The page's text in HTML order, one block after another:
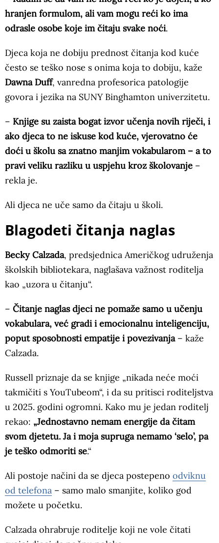
hranjen formulom, ali vam mogu reći ko ima
odrasle osobe koje im čitaju svake noći.
Djeca koja ne dobiju prednost čitanja kod kuće
često se teško nose s onima koja to dobiju, kaže
Dawna Duff, vanredna profesorica patologije
govora i jezika na SUNY Binghamton univerzitetu.
– Knjige su zaista bogat izvor učenja novih riječi, i
ako djeca to ne iskuse kod kuće, vjerovatno će
doći u školu sa znatno manjim vokabularom – a to
pravi veliku razliku u uspjehu kroz školovanje –
rekla je.
Ali djeca ne uče samo da čitaju u školi.
Blagodeti čitanja naglas
Becky Calzada, predsjednica Američkog udruženja
školskih bibliotekara, naglašava važnost roditelja
kao „uzora u čitanju“.
– Čitanje naglas djeci ne pomaže samo u učenju
vokabulara, već gradi i emocionalnu inteligenciju,
poput sposobnosti empatije i povezivanja– kaže
Calzada.
Russell priznaje da se knjige „nikada neće moći
takmičiti s YouTubeom“, i da su pritisci roditeljstva
u 2025. godini ogromni. Kako mu je jedan roditelj
rekao: „Jednostavno nemam energije da čitam
svom djetetu. Ja i moja supruga nemamo ‘selo’, pa
je teško odmoriti se.“
Ali postoje načini da se djeca postepeno odviknu
od telefona – samo malo smanjite, koliko god
možete u početku.
Calzada ohrabruje roditelje koji ne vole čitati